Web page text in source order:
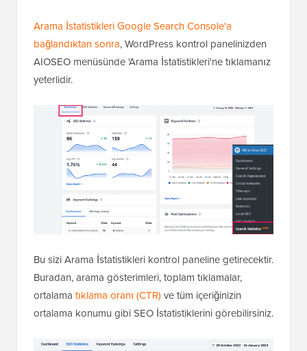
Arama İstatistikleri Google Search Console'a
bağlandıktan sonra, WordPress kontrol panelinizden
AIOSEO menüsünde 'Arama İstatistikleri'ne tıklamanız
yeterlidir.
Bu sizi Arama İstatistikleri kontrol paneline getirecektir.
Buradan, arama gösterimleri, toplam tıklamalar,
ortalama tıklama oranı (CTR) ve tüm içeriğinizin
ortalama konumu gibi SEO İstatistiklerini görebilirsiniz.